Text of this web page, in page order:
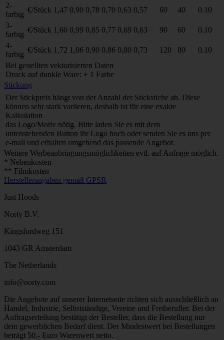
2-
farbig
€/Stück 1,47 0,90 0,78 0,70 0,63 0,57 60 40
0.10
3-
farbig
€/Stück 1,60 0,99 0,85 0,77 0,69 0,63 90 60
0.10
4-
farbig
€/Stück 1,72 1,06 0,90 0,86 0,80 0,73 120 80
0.10
Bei gestellten vektorisierten Daten
Druck auf dunkle Ware: + 1 Farbe
Stickung
Der Stickpreis hängt von der Anzahl der Stickstiche ab. Diese
können sehr stark variieren, deshalb ist für eine exakte
Kalkulation
das Logo/Motiv nötig. Bitte laden Sie es mit dem
untenstehenden Button ihr Logo hoch oder senden Sie es uns per
e-mail und erhalten umgehend das passende Angebot.
Weitere Werbeanbringungsmöglichkeiten evtl. auf Anfrage möglich.
* Nebenkosten
** Filmkosten
Herstellerangaben gemäß GPSR
Just Hoods
Norty B.V.
Kingsfordweg 151
1043 GR Amsterdam
The Netherlands
info@norty.com
Die Angebote auf unserer Internetseite richten sich ausschließlich an
Handel, Industrie, Selbstständige, Vereine und Freiberufler. Bei der
Auftragserteilung bestätigt der Besteller, dass die Bestellung nur
dem gewerblichen Bedarf dient. Der Mindestwert bei Bestellungen
beträgt 50,- Euro Warenwert netto.